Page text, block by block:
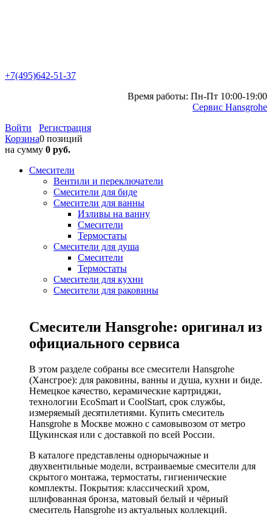
+7(495)642-51-37
Время работы: Пн-Пт 10:00-19:00
Сервис Hansgrohe
Войти
Регистрация
Корзина0 позиций
на сумму 0 руб.
Смесители
Вентили и переключатели
Смесители для биде
Смесители для ванны
Изливы на ванну
Смесители
Термостаты
Смесители для душа
Смесители
Термостаты
Смесители для кухни
Смесители для раковины
Смесители Hansgrohe: оригинал из
официального сервиса
В этом разделе собраны все смесители Hansgrohe
(Хансгрое): для раковины, ванны и душа, кухни и биде.
Немецкое качество, керамические картриджи,
технологии EcoSmart и CoolStart, срок службы,
измеряемый десятилетиями. Купить смеситель
Hansgrohe в Москве можно с самовывозом от метро
Щукинская или с доставкой по всей России.
В каталоге представлены однорычажные и
двухвентильные модели, встраиваемые смесители для
скрытого монтажа, термостаты, гигиенические
комплекты. Покрытия: классический хром,
шлифованная бронза, матовый белый и чёрный
смеситель Hansgrohe из актуальных коллекций.